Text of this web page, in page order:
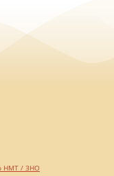
НМТ / ЗНО